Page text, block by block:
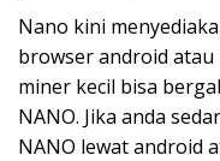
Nano kini
browser android
miner kecil bisa
NANO. Jika anda
NANO lewat android